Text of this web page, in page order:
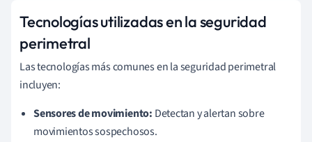
Tecnologías utilizadas en la seguridad
perimetral
Las tecnologías más comunes en la seguridad perimetral
incluyen:
Sensores de movimiento: Detectan y alertan sobre
movimientos sospechosos.